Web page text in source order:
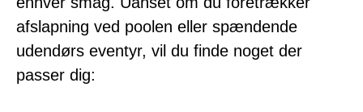
afslapning ved poolen eller spændende
udendørs eventyr, vil du finde noget der
passer dig: